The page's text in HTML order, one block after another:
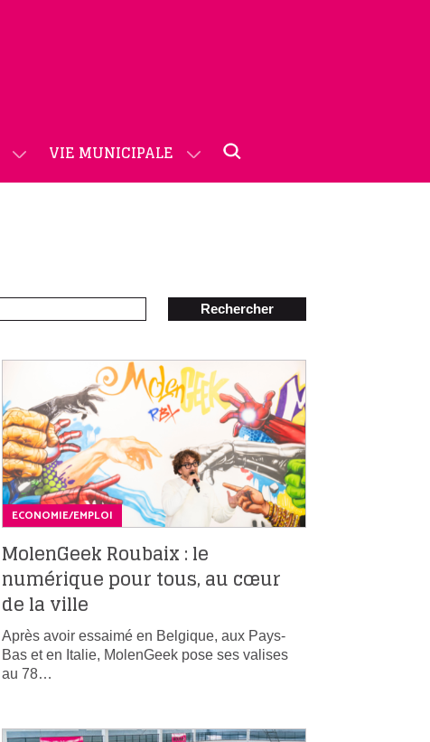
VIE MUNICIPALE
Rechercher
ECONOMIE/EMPLOI
MolenGeek Roubaix : le
numérique pour tous, au cœur
de la ville
Après avoir essaimé en Belgique, aux Pays-
Bas et en Italie, MolenGeek pose ses valises
au 78…